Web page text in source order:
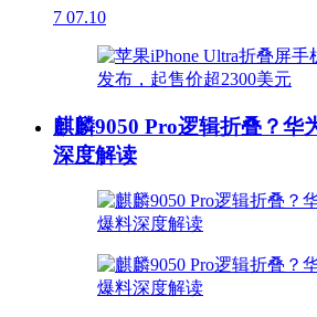
7 07.10
麒麟9050 Pro逻辑折叠？华
深度解读